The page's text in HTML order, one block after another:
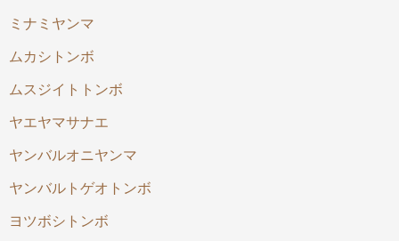
ミナミヤンマ
ムカシトンボ
ムスジイトトンボ
ヤエヤマサナエ
ヤンバルオニヤンマ
ヤンバルトゲオトンボ
ヨツボシトンボ